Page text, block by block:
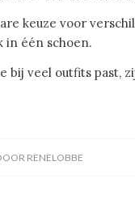
keuze voor
in één schoen.
bij veel outfits past,
RENELOBBE